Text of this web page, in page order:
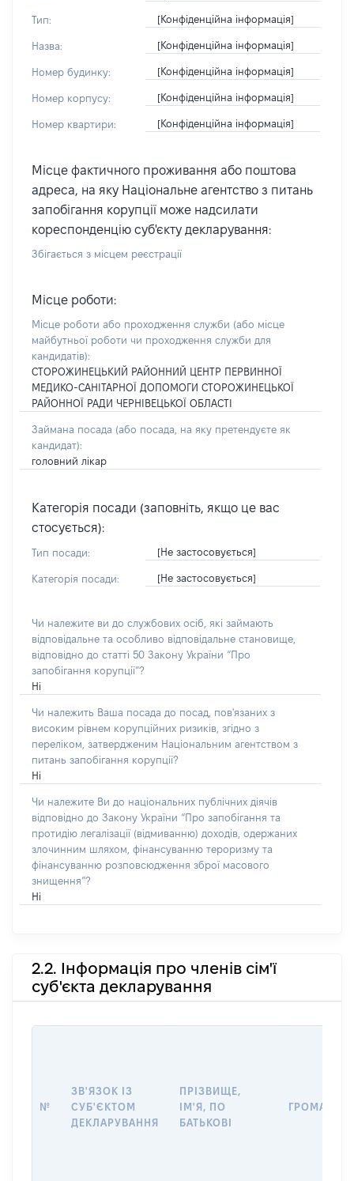
Тип: [Конфіденційна інформація]
Назва: [Конфіденційна інформація]
Номер будинку: [Конфіденційна інформація]
Номер корпусу: [Конфіденційна інформація]
Номер квартири: [Конфіденційна інформація]
Місце фактичного проживання або поштова
адреса, на яку Національне агентство з питань
запобігання корупції може надсилати
кореспонденцію суб'єкту декларування:
Збігається з місцем реєстрації
Місце роботи:
Місце роботи або проходження служби (або місце
майбутньої роботи чи проходження служби для
кандидатів):
СТОРОЖИНЕЦЬКИЙ РАЙОННИЙ ЦЕНТР ПЕРВИННОЇ
МЕДИКО-САНІТАРНОЇ ДОПОМОГИ СТОРОЖИНЕЦЬКОЇ
РАЙОННОЇ РАДИ ЧЕРНІВЕЦЬКОЇ ОБЛАСТІ
Займана посада (або посада, на яку претендуєте як
кандидат):
головний лікар
Категорія посади (заповніть, якщо це вас
стосується):
Тип посади: [Не застосовується]
Категорія посади: [Не застосовується]
Чи належите ви до службових осіб, які займають
відповідальне та особливо відповідальне становище,
відповідно до статті 50 Закону України “Про
запобігання корупції”?
Ні
Чи належить Ваша посада до посад, пов'язаних з
високим рівнем корупційних ризиків, згідно з
переліком, затвердженим Національним агентством з
питань запобігання корупції?
Ні
Чи належите Ви до національних публічних діячів
відповідно до Закону України “Про запобігання та
протидію легалізації (відмиванню) доходів, одержаних
злочинним шляхом, фінансуванню тероризму та
фінансуванню розповсюдження зброї масового
знищення”?
Ні
2.2. Інформація про членів сім'ї
суб'єкта декларування
№
ЗВ'ЯЗОК ІЗ
СУБ'ЄКТОМ
ДЕКЛАРУВАННЯ
ПРІЗВИЩЕ,
ІМ'Я, ПО
БАТЬКОВІ